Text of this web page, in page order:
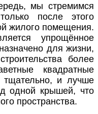
мы стремимся
после этого
жилого помещения.
упрощённое
для жизни,
более
квадратные
тщательно, и лучше
одной крышей, что
пространства.